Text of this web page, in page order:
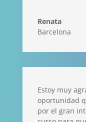
Renata
Barcelona
Estoy muy
oportunidad
por el gran